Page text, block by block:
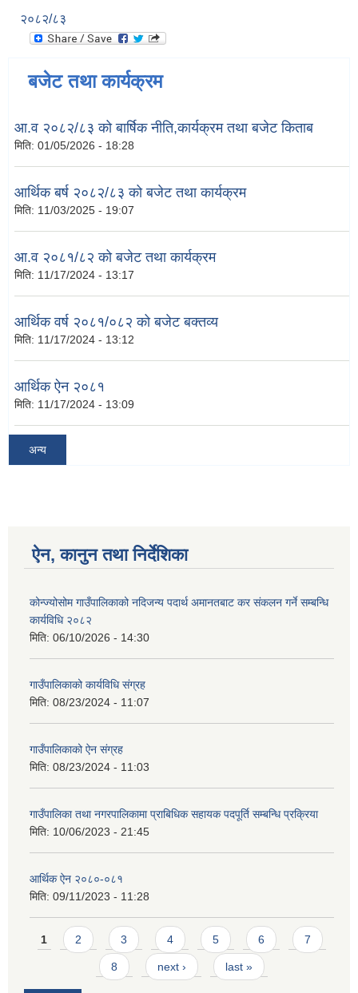
२०८२/८३
बजेट तथा कार्यक्रम
आ.व २०८२/८३ को बार्षिक नीति,कार्यक्रम तथा बजेट किताब
मिति: 01/05/2026 - 18:28
आर्थिक बर्ष २०८२/८३ को बजेट तथा कार्यक्रम
मिति: 11/03/2025 - 19:07
आ.व २०८१/८२ को बजेट तथा कार्यक्रम
मिति: 11/17/2024 - 13:17
आर्थिक वर्ष २०८१/०८२ को बजेट बक्तव्य
मिति: 11/17/2024 - 13:12
आर्थिक ऐन २०८१
मिति: 11/17/2024 - 13:09
अन्य
ऐन, कानुन तथा निर्देशिका
कोन्ज्योसोम गाउँपालिकाको नदिजन्य पदार्थ अमानतबाट कर संकलन गर्ने सम्बन्धि
कार्यविधि २०८२
मिति: 06/10/2026 - 14:30
गाउँपालिकाको कार्यविधि संग्रह
मिति: 08/23/2024 - 11:07
गाउँपालिकाको ऐन संग्रह
मिति: 08/23/2024 - 11:03
गाउँपालिका तथा नगरपालिकामा प्राबिधिक सहायक पदपूर्ति सम्बन्धि प्रक्रिया
मिति: 10/06/2023 - 21:45
आर्थिक ऐन २०८०-०८१
मिति: 09/11/2023 - 11:28
Pages
1 2 3 4 5 6 7
8 next › last »